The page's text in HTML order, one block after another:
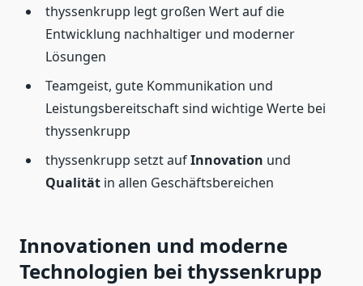
thyssenkrupp legt großen Wert auf die
Entwicklung nachhaltiger und moderner
Lösungen
Teamgeist, gute Kommunikation und
Leistungsbereitschaft sind wichtige Werte bei
thyssenkrupp
thyssenkrupp setzt aufInnovation und
Qualität in allen Geschäftsbereichen
Innovationen und moderne
Technologien bei thyssenkrupp